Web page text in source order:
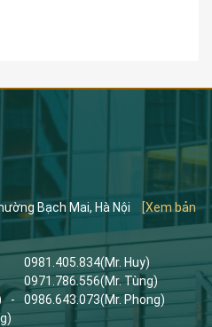
Bạch Mai, Hà Nội
[Xem bản
0981.405.834(Mr. Huy)
0971.786.556(Mr. Tùng)
- 0986.643.073(Mr. Phong)